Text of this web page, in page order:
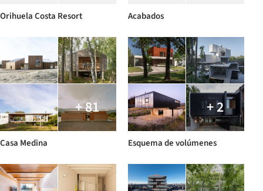
Orihuela Costa Resort Acabados
+ 81
Casa Medina
+ 2
Esquema de volúmenes